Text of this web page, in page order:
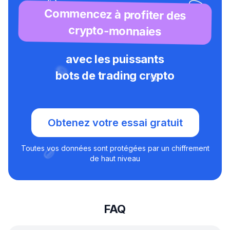
Commencez à profiter des
crypto-monnaies
avec les puissants
bots de trading crypto
Obtenez votre essai gratuit
Toutes vos données sont protégées par un chiffrement
de haut niveau
FAQ